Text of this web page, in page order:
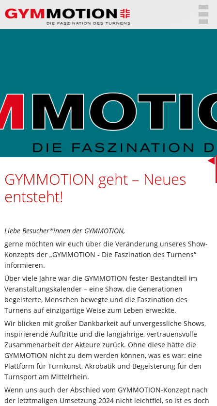
GYMMOTION geht – Neues
entsteht!
Liebe Besucher*innen der GYMMOTION,
gerne möchten wir euch über die Veränderung unseres Show-
Konzepts der „GYMMOTION - Die Faszination des Turnens“
informieren.
Über viele Jahre war die GYMMOTION fester Bestandteil im
Veranstaltungskalender – eine Show, die Generationen
begeisterte, Menschen bewegte und die Faszination des
Turnens auf einzigartige Weise zum Leben erweckte.
Wir blicken mit großer Dankbarkeit auf unvergessliche Shows,
inspirierende Auftritte und die langjährige, vertrauensvolle
Zusammenarbeit der Akteure zurück. Ohne diese hätte die
GYMMOTION nicht zu dem werden können, was es war: eine
Plattform für Turnkunst, Akrobatik und Begeisterung für den
Turnsport am Mittelrhein.
Wenn uns auch der Abschied vom GYMMOTION-Konzept nach
der letztmaligen Umsetzung 2024 nicht leichtfiel, so ist es doch